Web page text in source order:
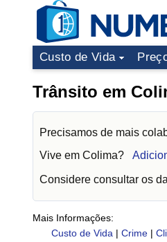
Custo de Vida
Trânsito em
Precisamos de mais
Vive em Colima?
Considere consultar os
Mais Informações:
Custo de Vida | Crime |